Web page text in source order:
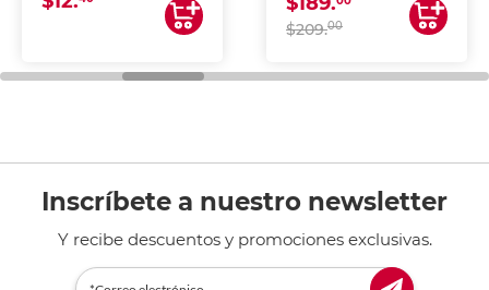
$209.00
Inscríbete a nuestro newsletter
Y recibe descuentos y promociones exclusivas.